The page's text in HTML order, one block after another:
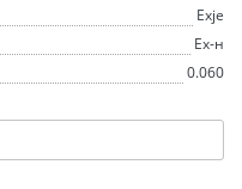
Exje
Еx-н
0.060